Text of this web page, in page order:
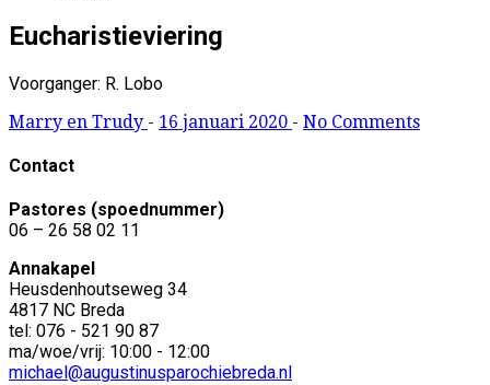
Eucharistieviering
Voorganger: R. Lobo
Marry en Trudy - 16 januari 2020 - No Comments
Contact
Pastores (spoednummer)
06 – 26 58 02 11
Annakapel
Heusdenhoutseweg 34
4817 NC Breda
tel: 076 - 521 90 87
ma/woe/vrij: 10:00 - 12:00
michael@augustinusparochiebreda.nl